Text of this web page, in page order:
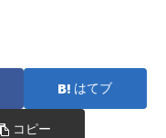
はてブ
コピー